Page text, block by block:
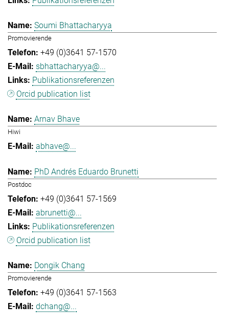
Soumi Bhattacharyya
Promovierende
+49 (0)3641 57-1570
sbhattacharyya@...
Publikationsreferenzen
Orcid publication list
Arnav Bhave
Hiwi
abhave@...
PhD Andrés Eduardo Brunetti
Postdoc
+49 (0)3641 57-1569
abrunetti@...
Publikationsreferenzen
Orcid publication list
Dongik Chang
Promovierende
+49 (0)3641 57-1563
dchang@...